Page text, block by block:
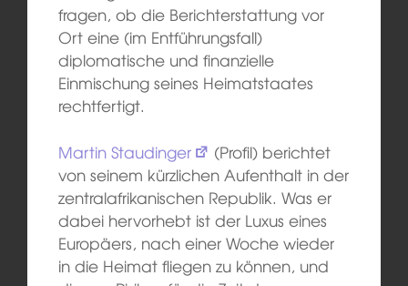
fragen, ob die Berichterstattung vor
Ort eine (im Entführungsfall)
diplomatische und finanzielle
Einmischung seines Heimatstaates
rechtfertigt.
Martin Staudinger
(Profil) berichtet
von seinem kürzlichen Aufenthalt in der
zentralafrikanischen Republik. Was er
dabei hervorhebt ist der Luxus eines
Europäers, nach einer Woche wieder
in die Heimat fliegen zu können, und